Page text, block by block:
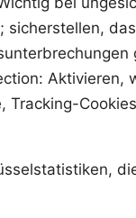
sicherstellen,
Aktivieren,
Tracking-